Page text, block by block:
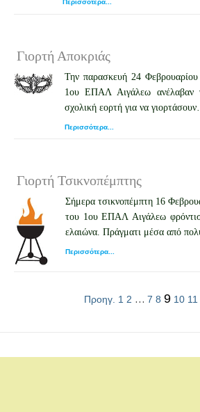
Περισσότερα...
Γιορτή Αποκριάς
Την παρασκευή 24
1ου ΕΠΑΛ Αιγάλεω ανέλαβαν
σχολική εορτή για να
Περισσότερα...
Γιορτή Τσικνοπέμπτης
Σήμερα τσικνοπέμπτη 16
του 1ου ΕΠΑΛ Αιγάλεω
ελαιώνα. Πράγματι μέσα από
Περισσότερα...
Προηγ. 1 2 … 7 8 9 10 11